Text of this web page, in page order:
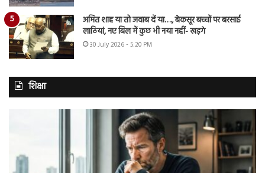
अमित शाह या तो जवाब दें या…., बेकसूर बच्चों पर बरसाई
लाठियां, नए बिल में कुछ भी नया नहीं- खड़गे
30 July 2026 - 5:20 PM
शिक्षा